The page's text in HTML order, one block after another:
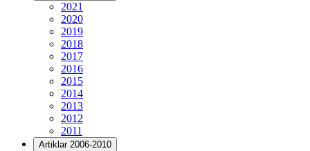
2021
2020
2019
2018
2017
2016
2015
2014
2013
2012
2011
Artiklar 2006-2010